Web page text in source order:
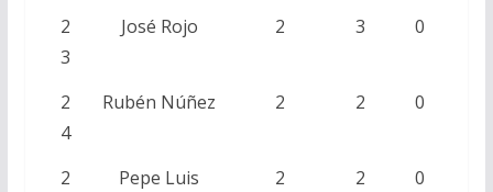
2
3
José Rojo 2 3 0
2
4
Rubén Núñez 2 2 0
2
Pepe Luis
2 2 0